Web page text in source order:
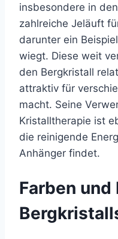
insbesondere in
zahlreiche Jeläuft
darunter ein
wiegt. Diese weit
den Bergkristall
attraktiv für
macht. Seine
Kristalltherapie ist
die reinigende
Anhänger findet.
Farben und